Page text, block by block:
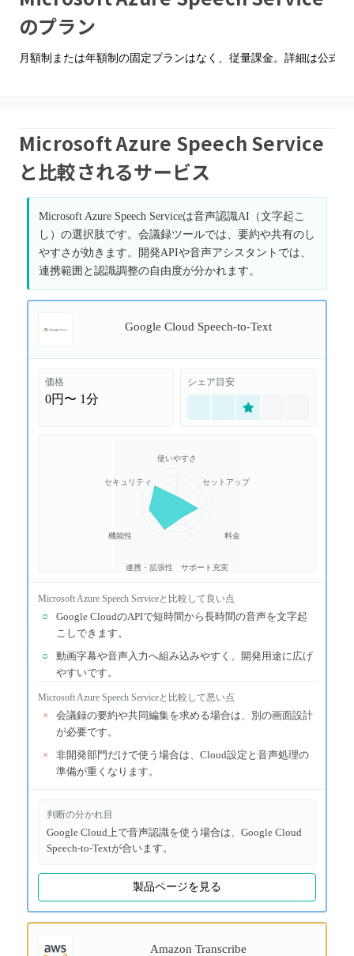
のプラン
月額制または年額制の固定プランはなく、従量課金。詳細は公式
Microsoft Azure Speech Service
と比較されるサービス
Microsoft Azure Speech Serviceは音声認識AI（文字起こ
し）の選択肢です。会議録ツールでは、要約や共有のし
やすさが効きます。開発APIや音声アシスタントでは、
連携範囲と認識調整の自由度が分かれます。
Google Cloud Speech-to-Text
価格
0円〜 1分
シェア目安
使いやすさ
セットアップ
料金
サポート充実
連携・拡張性
機能性
セキュリティ
Microsoft Azure Speech Serviceと比較して良い点
○
Google CloudのAPIで短時間から長時間の音声を文字起
こしできます。
○
動画字幕や音声入力へ組み込みやすく、開発用途に広げ
やすいです。
Microsoft Azure Speech Serviceと比較して悪い点
×
会議録の要約や共同編集を求める場合は、別の画面設計
が必要です。
×
非開発部門だけで使う場合は、Cloud設定と音声処理の
準備が重くなります。
判断の分かれ目
Google Cloud上で音声認識を使う場合は、Google Cloud
Speech-to-Textが合います。
製品ページを見る
Amazon Transcribe